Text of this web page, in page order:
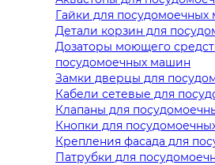
Гайки для
Детали корзин для
Дозаторы моющего
посудомоечных машин
Замки дверцы для
Кабели сетевые для
Клапаны для
Кнопки для
Крепления фасада для
Патрубки для